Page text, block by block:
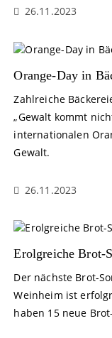
26.11.2023
Orange-Day in
Zahlreiche
„Gewalt kommt
internationalen
Gewalt.
26.11.2023
Erolgreiche Brot-
Der nächste Brot-
Weinheim ist
haben 15 neue